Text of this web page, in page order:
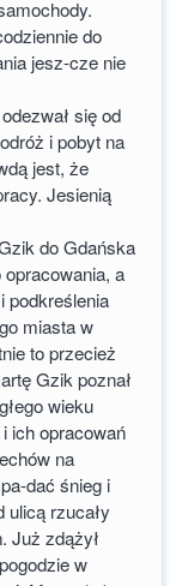
do
jesz-cze nie
się od
i pobyt na
jest, że
Jesienią
do Gdańska
opracowania, a
podkreślenia
miasta w
to przecież
Gzik poznał
wieku
ich opracowań
na
dać śnieg i
ulicą rzucały
Już zdążył
w